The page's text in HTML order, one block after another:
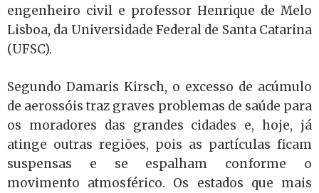
engenheiro civil e professor Henrique de Melo
Lisboa, da Universidade Federal de Santa Catarina
(UFSC).
Segundo Damaris Kirsch, o excesso de acúmulo
de aerossóis traz graves problemas de saúde para
os moradores das grandes cidades e, hoje, já
atinge outras regiões, pois as partículas ficam
suspensas e se espalham conforme o
movimento atmosférico. Os estados que mais